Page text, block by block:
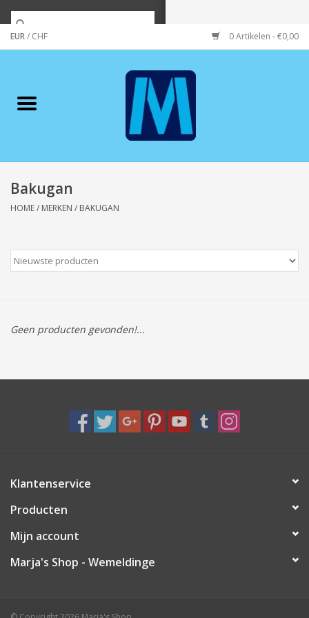
EUR/ CHF 0 Artikelen - €0,00
Merken
Wonen/koken/huishouden
Wenskaarten
Tassen/Portemonnee
Boeken
Speelgoed & hobby
Cadeau & feest
Contact/Locatie
Bakugan
HOME/ MERKEN / BAKUGAN
Geen producten gevonden!...
Klantenservice
Producten
Mijn account
Marja's Shop - Wemeldinge